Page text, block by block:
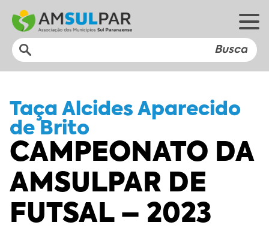
Taça Alcides Aparecido
de Brito
CAMPEONATO DA
AMSULPAR DE
FUTSAL – 2023